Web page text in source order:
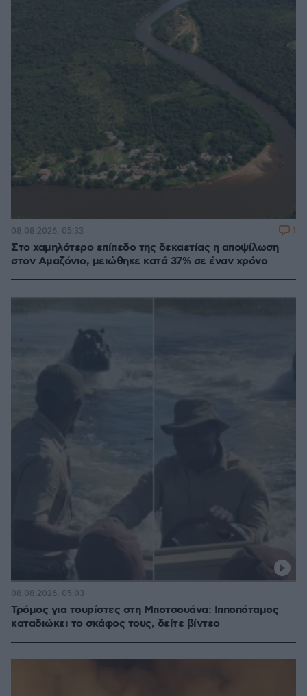
Στο χαμηλότερο επίπεδο της δεκαετίας η αποψίλωση
στον Αμαζόνιο, μειώθηκε κατά 37% σε έναν χρόνο
08.08.2026, 05:33 1
Τρόμος για τουρίστες στη Μποτσουάνα: Ιπποπόταμος
καταδιώκει το σκάφος τους, δείτε βίντεο
08.08.2026, 05:03